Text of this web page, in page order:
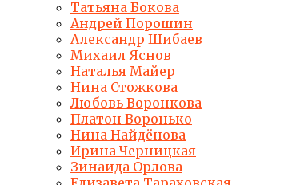
Татьяна Бокова
Андрей Порошин
Александр Шибаев
Михаил Яснов
Наталья Майер
Нина Стожкова
Любовь Воронкова
Платон Воронько
Нина Найдёнова
Ирина Черницкая
Зинаида Орлова